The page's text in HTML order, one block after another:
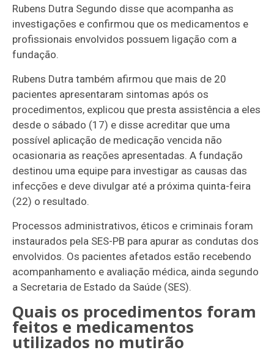
Rubens Dutra Segundo disse que acompanha as
investigações e confirmou que os medicamentos e
profissionais envolvidos possuem ligação com a
fundação.
Rubens Dutra também afirmou que mais de 20
pacientes apresentaram sintomas após os
procedimentos, explicou que presta assistência a eles
desde o sábado (17) e disse acreditar que uma
possível aplicação de medicação vencida não
ocasionaria as reações apresentadas. A fundação
destinou uma equipe para investigar as causas das
infecções e deve divulgar até a próxima quinta-feira
(22) o resultado.
Processos administrativos, éticos e criminais foram
instaurados pela SES-PB para apurar as condutas dos
envolvidos. Os pacientes afetados estão recebendo
acompanhamento e avaliação médica, ainda segundo
a Secretaria de Estado da Saúde (SES).
Quais os procedimentos foram
feitos e medicamentos
utilizados no mutirão